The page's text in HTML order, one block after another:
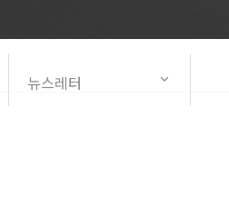
뉴스레터